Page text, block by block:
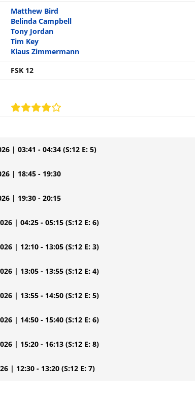
Matthew Bird
Belinda Campbell
Tony Jordan
Tim Key
Klaus Zimmermann
FSK 12
| 03:41 - 04:34 (S:12 E: 5)
| 18:45 - 19:30
| 19:30 - 20:15
| 04:25 - 05:15 (S:12 E: 6)
| 12:10 - 13:05 (S:12 E: 3)
| 13:05 - 13:55 (S:12 E: 4)
| 13:55 - 14:50 (S:12 E: 5)
| 14:50 - 15:40 (S:12 E: 6)
| 15:20 - 16:13 (S:12 E: 8)
| 12:30 - 13:20 (S:12 E: 7)